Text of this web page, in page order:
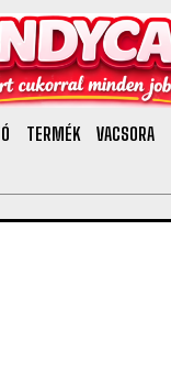
TERMÉK VACSORA